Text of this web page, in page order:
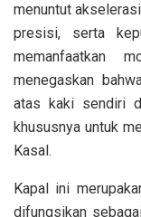
menuntut
presisi, serta
memanfaatkan
menegaskan
atas kaki sendiri
khususnya untuk
Kasal.
Kapal ini
difungsikan